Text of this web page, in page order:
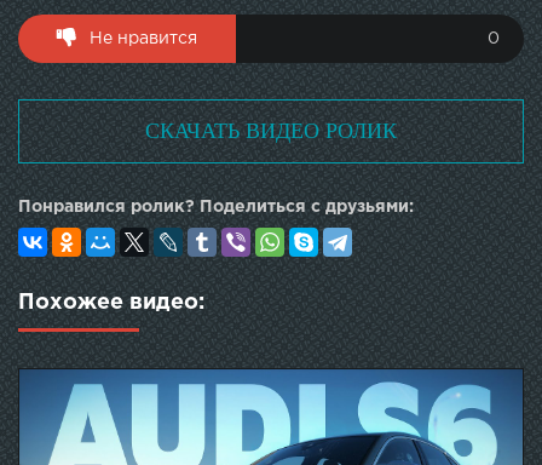
Не нравится 0
СКАЧАТЬ ВИДЕО РОЛИК
Понравился ролик? Поделиться с друзьями:
Похожее видео: